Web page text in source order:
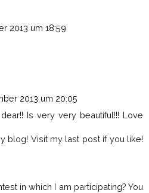
2013 um 18:59
2013 um 20:05
Is very very beautiful!!! Love
blog! Visit my last post if you like!
in which I am participating? You